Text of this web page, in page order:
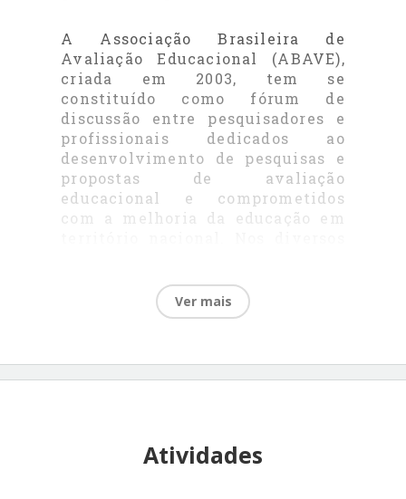
A Associação Brasileira de
Avaliação Educacional (ABAVE),
criada em 2003, tem se
constituído como fórum de
discussão entre pesquisadores e
profissionais dedicados ao
desenvolvimento de pesquisas e
propostas de avaliação
educacional e comprometidos
com a melhoria da educação em
dialogaram com o princípio
constitucional do direito à
No entanto, após 30 anos da
redimensionar o desafio da
qualidade, considerando os
Ver mais
Atividades